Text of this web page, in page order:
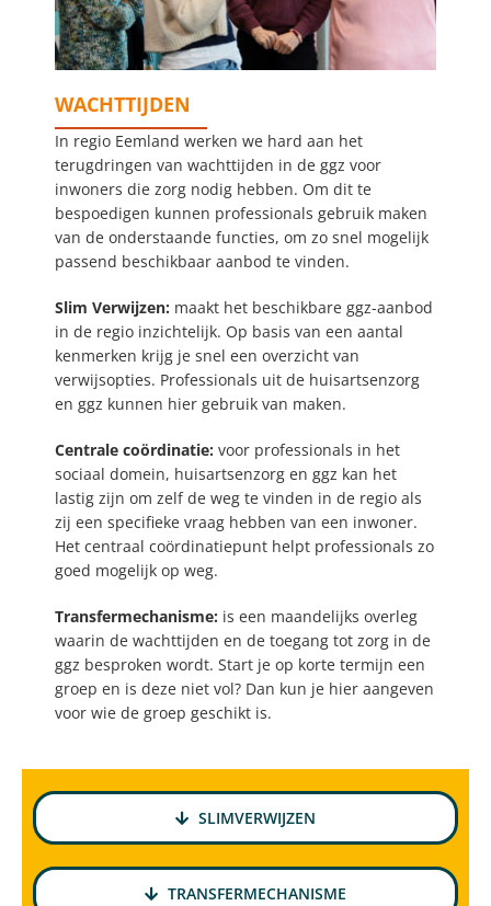
Spoedzorg
WACHTTIJDEN
In regio Eemland werken we hard aan het
terugdringen van wachttijden in de ggz voor
inwoners die zorg nodig hebben. Om dit te
bespoedigen kunnen professionals gebruik maken
van de onderstaande functies, om zo snel mogelijk
passend beschikbaar aanbod te vinden.
Slim Verwijzen: maakt het beschikbare ggz-aanbod
in de regio inzichtelijk. Op basis van een aantal
kenmerken krijg je snel een overzicht van
verwijsopties. Professionals uit de huisartsenzorg
en ggz kunnen hier gebruik van maken.
Centrale coördinatie: voor professionals in het
sociaal domein, huisartsenzorg en ggz kan het
lastig zijn om zelf de weg te vinden in de regio als
zij een specifieke vraag hebben van een inwoner.
Het centraal coördinatiepunt helpt professionals zo
goed mogelijk op weg.
Transfermechanisme: is een maandelijks overleg
waarin de wachttijden en de toegang tot zorg in de
ggz besproken wordt. Start je op korte termijn een
groep en is deze niet vol? Dan kun je hier aangeven
voor wie de groep geschikt is.
SLIMVERWIJZEN
TRANSFERMECHANISME